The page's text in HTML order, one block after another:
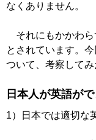
なくありません。
それにもかかわら
とされています。
ついて、考察してみ
日本人が英語が
1）日本では適切な